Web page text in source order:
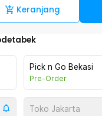
Keranjang
Pick n Go Bekasi
Pre-Order
Toko Jakarta